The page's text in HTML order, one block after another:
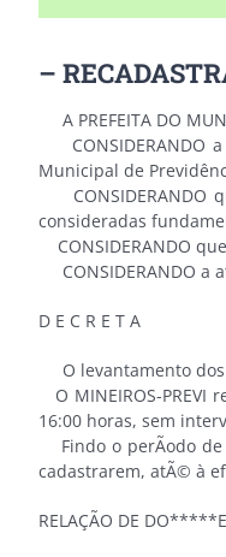
–
A PREFEITA DO
CONSIDERANDO
Municipal de
CONSIDERANDO
consideradas
CONSIDERANDO
CONSIDERANDO a
D E C R E T A
O levantamento dos
O MINEIROS-PREVI
16:00 horas, sem
Findo o perÃ­odo de
cadastrarem, atÃ© à
RELAÇÃO DE